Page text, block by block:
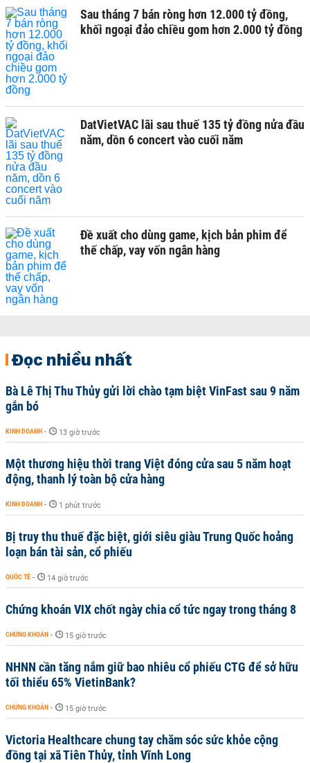
Sau tháng 7 bán ròng hơn 12.000 tỷ đồng,
khối ngoại đảo chiều gom hơn 2.000 tỷ đồng
DatVietVAC lãi sau thuế 135 tỷ đồng nửa đầu
năm, dồn 6 concert vào cuối năm
Đề xuất cho dùng game, kịch bản phim để
thế chấp, vay vốn ngân hàng
Đọc nhiều nhất
Bà Lê Thị Thu Thủy gửi lời chào tạm biệt VinFast sau 9 năm
gắn bó
KINH DOANH - 13 giờ trước
Một thương hiệu thời trang Việt đóng cửa sau 5 năm hoạt
động, thanh lý toàn bộ cửa hàng
KINH DOANH - 1 phút trước
Bị truy thu thuế đặc biệt, giới siêu giàu Trung Quốc hoảng
loạn bán tài sản, cổ phiếu
QUỐC TẾ - 14 giờ trước
Chứng khoán VIX chốt ngày chia cổ tức ngay trong tháng 8
CHỨNG KHOÁN - 15 giờ trước
NHNN cần tăng nắm giữ bao nhiêu cổ phiếu CTG để sở hữu
tối thiểu 65% VietinBank?
CHỨNG KHOÁN - 15 giờ trước
Victoria Healthcare chung tay chăm sóc sức khỏe cộng
đồng tại xã Tiên Thủy, tỉnh Vĩnh Long